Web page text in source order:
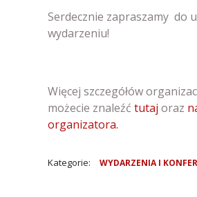
Serdecznie zapraszamy do
wydarzeniu!
Więcej szczegółów
możecie znaleźć tutaj oraz
organizatora.
Kategorie: WYDARZENIA I